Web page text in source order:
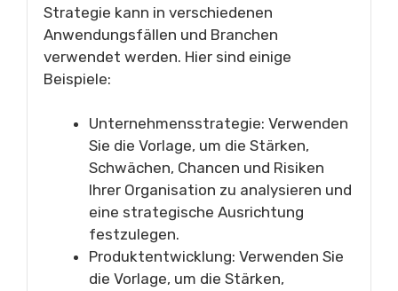
Strategie kann in verschiedenen
Anwendungsfällen und Branchen
verwendet werden. Hier sind einige
Beispiele:
Unternehmensstrategie: Verwenden
Sie die Vorlage, um die Stärken,
Schwächen, Chancen und Risiken
Ihrer Organisation zu analysieren und
eine strategische Ausrichtung
festzulegen.
Produktentwicklung: Verwenden Sie
die Vorlage, um die Stärken,